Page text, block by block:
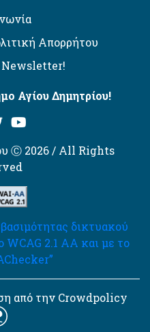
Απορρήτου
Newsletter!
Αγίου Δημητρίου!
Ⓒ 2026 / All Rights
δικτυακού
WCAG 2.1 AA και με το
από την Crowdpolicy